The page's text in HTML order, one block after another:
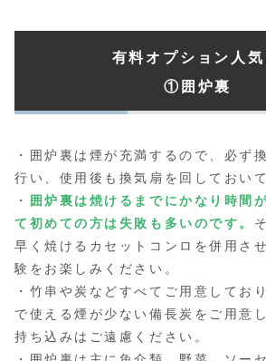
有料オプション人
①囲炉裏
・囲炉裏は煙が充満するので、必ず
行い、使用後も換気扇を回しておい
・
囲炉裏は焼けるまでにかなり時間
て初めての方は失敗も多いのです。
早く焼けるカセットコンロを併用さ
験をお楽しみください。
・竹串や炭などすべてご用意してお
で使える煙が少ない備長炭をご用意
持ち込みはご遠慮ください。